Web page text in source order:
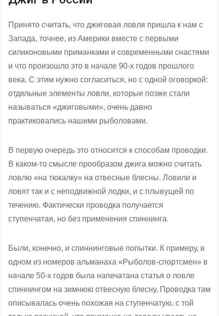
Принято считать, что джиговая ловля пришла к нам с
Запада, точнее, из Америки вместе с первыми
силиконовыми приманками и современными снастями
и что произошло это в начале 90-х годов прошлого
века. С этим нужно согласиться, но с одной оговоркой:
отдельные элементы ловли, которые позже стали
называться «джиговыми», очень давно
практиковались нашими рыболовами.
В первую очередь это относится к способам проводки.
В каком-то смысле прообразом джига можно считать
ловлю «на тюкалку» на отвесные блесны. Ловили и
ловят так и с неподвижной лодки, и с плывущей по
течению. Фактически проводка получается
ступенчатая, но без применения спиннинга.
Были, конечно, и спиннинговые попытки. К примеру, в
одном из номеров альманаха «Рыболов-спортсмен» в
начале 50-х годов была напечатана статья о ловле
спиннингом на зимнюю отвесную блесну. Проводка там
описывалась очень похожая на ступенчатую, с той